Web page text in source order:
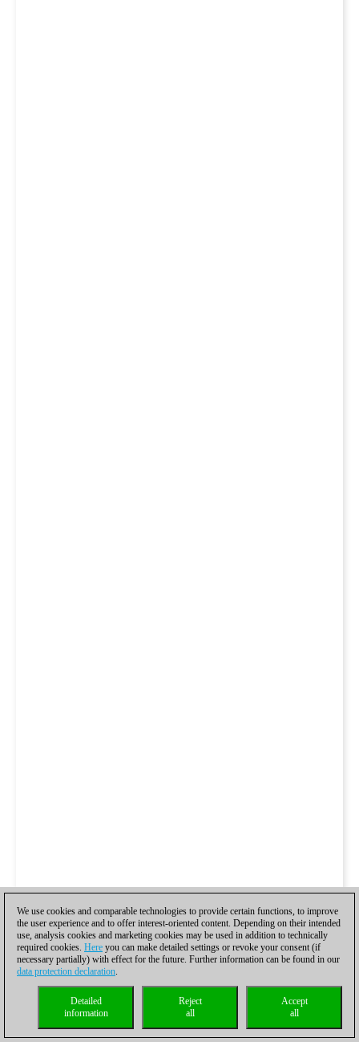
We use cookies and comparable technologies to provide certain functions, to improve
the user experience and to offer interest-oriented content. Depending on their intended
use, analysis cookies and marketing cookies may be used in addition to technically
required cookies. Here you can make detailed settings or revoke your consent (if
necessary partially) with effect for the future. Further information can be found in our
data protection declaration.
Accept
all
Reject
all
Detailed
information